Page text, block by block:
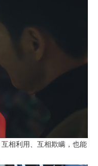
相利用、互相欺瞒，也能